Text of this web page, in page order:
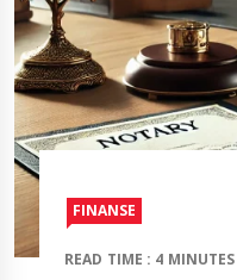
FINANSE
READ TIME : 4 MINUTES